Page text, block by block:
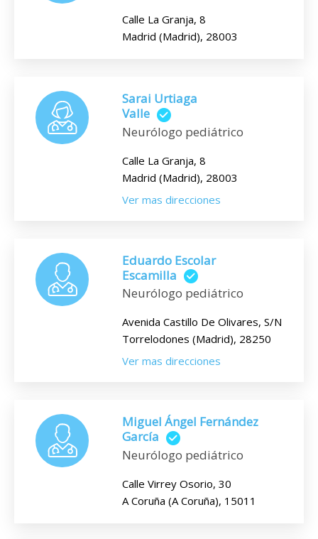
Calle La Granja, 8
Madrid (Madrid), 28003
Sarai Urtiaga
Valle
Neurólogo pediátrico
Calle La Granja, 8
Madrid (Madrid), 28003
Ver mas direcciones
Eduardo Escolar
Escamilla
Neurólogo pediátrico
Avenida Castillo De Olivares, S/N
Torrelodones (Madrid), 28250
Ver mas direcciones
Miguel Ángel Fernández
García
Neurólogo pediátrico
Calle Virrey Osorio, 30
A Coruña (A Coruña), 15011